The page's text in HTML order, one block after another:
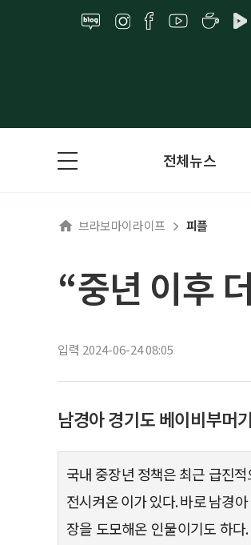
전체뉴스
브라보마이라이프 피플
“중년 이후
입력 2024-06-24 08:05
남경아 경기도 베이비부머
국내 중장년 정책은 최근 급진
전시켜온 이가 있다. 바로 남경
장을 도모해온 인물이기도 하